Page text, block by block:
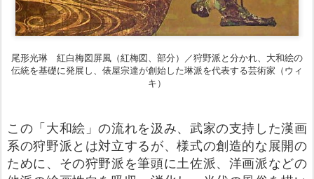
尾形光琳 紅白梅図屏風（紅梅図、部分）／狩野派と分かれ、大和絵の
伝統を基礎に発展し、俵屋宗達が創始した琳派を代表する芸術家（ウィ
キ）
この「大和絵」の流れを汲み、武家の支持した漢画
系の狩野派とは対立するが、様式の創造的な展開の
ために、その狩野派を筆頭に土佐派、洋画派などの